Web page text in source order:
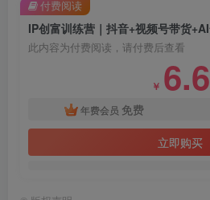
此内容为付费阅读，请付费后查看
￥ 6.6
年费会员 免费
立即购买
付费阅读